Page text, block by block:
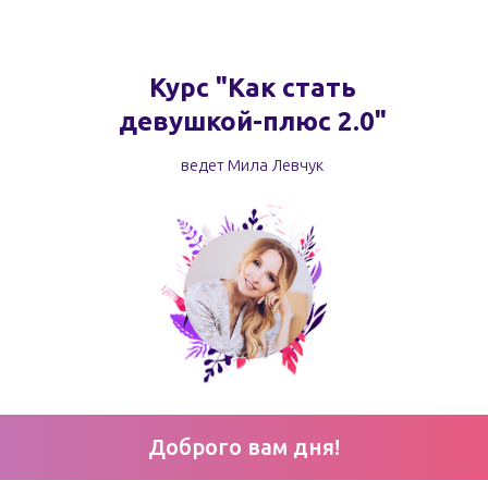
Курс "Как стать
девушкой-плюс 2.0"
ведет Мила Левчук
Доброго вам дня!